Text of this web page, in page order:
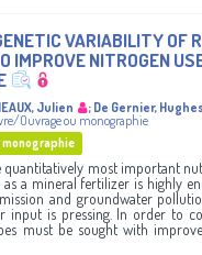
VARIABILITY OF
IMPROVE NITROGEN
Julien ; De Gernier, Hughes
Ouvrage ou monographie
quantitatively most important
a mineral fertilizer is highly
and groundwater
input is pressing. In order to
must be sought with